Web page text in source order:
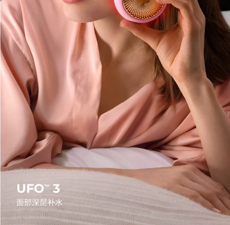
UFO™ 3
面部深层补水
我的地址
我的订阅
issa™ Teeth Whitening Set
FAQ™ Dual LED Panel
热门产品
特别优惠
Türkçe
简体中文 繁體中文
发货国家
美国 预计送达日期 8/11/26
英国 预计送达日期 8/10/26
西班牙 预计送达日期8/10/26
澳大利亚 预计送达日期8/13/26
预计送达日期8/10/26
德国 预计送达日期 8/10/26